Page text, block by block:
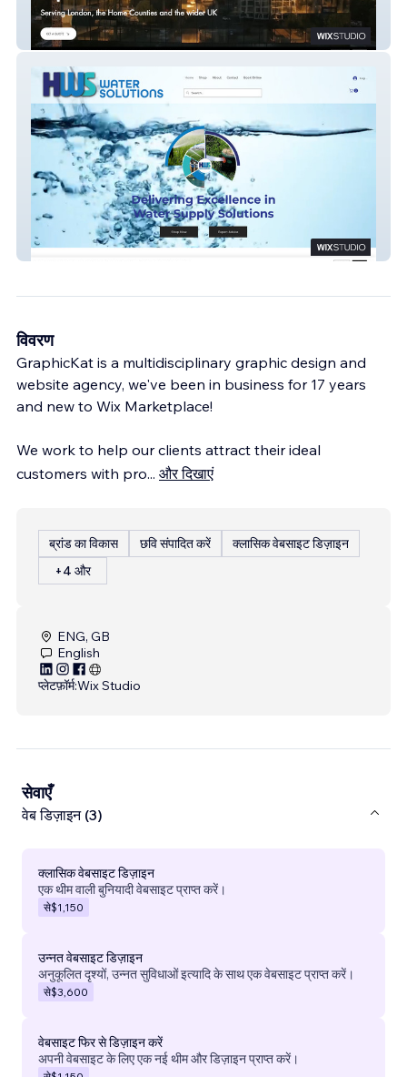
INCARTUS
HWS Shop
विवरण
GraphicKat is a multidisciplinary graphic design and
website agency, we've been in business for 17 years
and new to Wix Marketplace!
We work to help our clients attract their ideal
customers with pro... और दिखाएं
ब्रांड का विकास छवि संपादित करें
क्लासिक वेबसाइट डिज़ाइन
+4 और
ENG, GB
English
प्लेटफ़ॉर्म:Wix Studio
सेवाएँ
वेब डिज़ाइन (3)
क्लासिक वेबसाइट डिज़ाइन
एक थीम वाली बुनियादी वेबसाइट प्राप्त करें।
से$1,150
उन्नत वेबसाइट डिज़ाइन
अनुकूलित दृश्यों, उन्नत सुविधाओं इत्यादि के साथ एक वेबसाइट प्राप्त करें।
से$3,600
वेबसाइट फिर से डिज़ाइन करें
अपनी वेबसाइट के लिए एक नई थीम और डिज़ाइन प्राप्त करें।